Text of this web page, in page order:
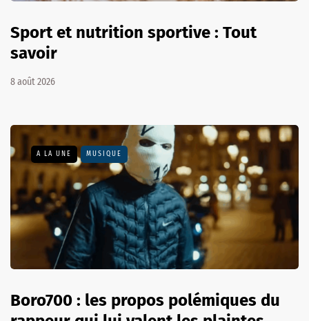
Sport et nutrition sportive : Tout
savoir
8 août 2026
A LA UNE MUSIQUE
Boro700 : les propos polémiques du